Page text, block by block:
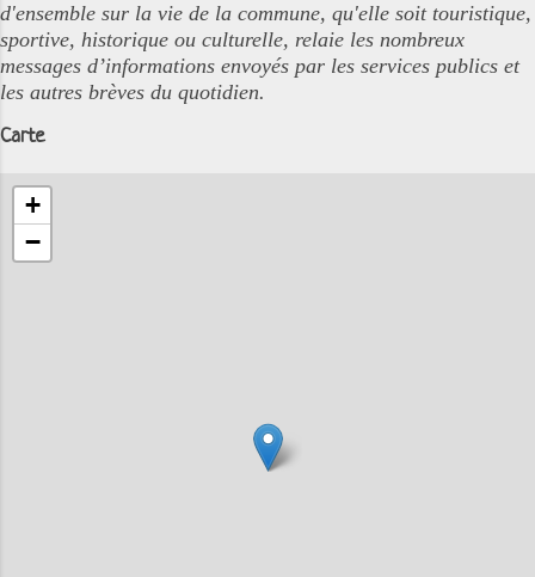
d'ensemble sur la vie de la commune, qu'elle soit touristique,
sportive, historique ou culturelle, relaie les nombreux
messages d’informations envoyés par les services publics et
les autres brèves du quotidien.
Carte
+
−